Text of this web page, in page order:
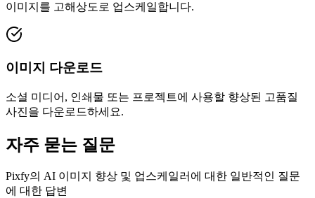
이미지를 고해상도로 업스케일합니다.
이미지 다운로드
소셜 미디어, 인쇄물 또는 프로젝트에 사용할 향상된 고품질
사진을 다운로드하세요.
자주 묻는 질문
Pixfy의 AI 이미지 향상 및 업스케일러에 대한 일반적인 질문
에 대한 답변